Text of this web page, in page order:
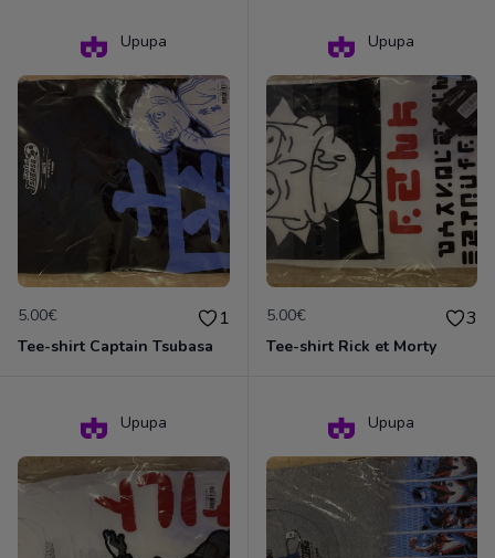
Upupa
5.00€ 1
Tee-shirt Captain Tsubasa
Upupa
5.00€ 3
Tee-shirt Rick et Morty
Upupa Upupa